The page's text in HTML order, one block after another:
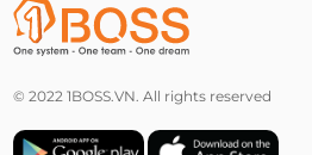
© 2022 1BOSS.VN. All rights reserved